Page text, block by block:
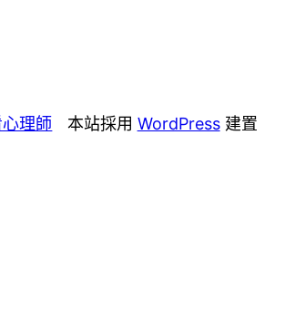
理師 本站採用 WordPress建置